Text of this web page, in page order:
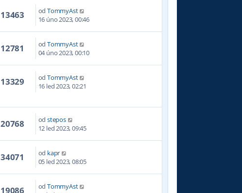
13463 od TommyAst
16 úno 2023, 00:46
12781 od TommyAst
04 úno 2023, 00:10
13329 od TommyAst
16 led 2023, 02:21
20768 od stepos
12 led 2023, 09:45
34071 od kapr
05 led 2023, 08:05
19086 od TommyAst